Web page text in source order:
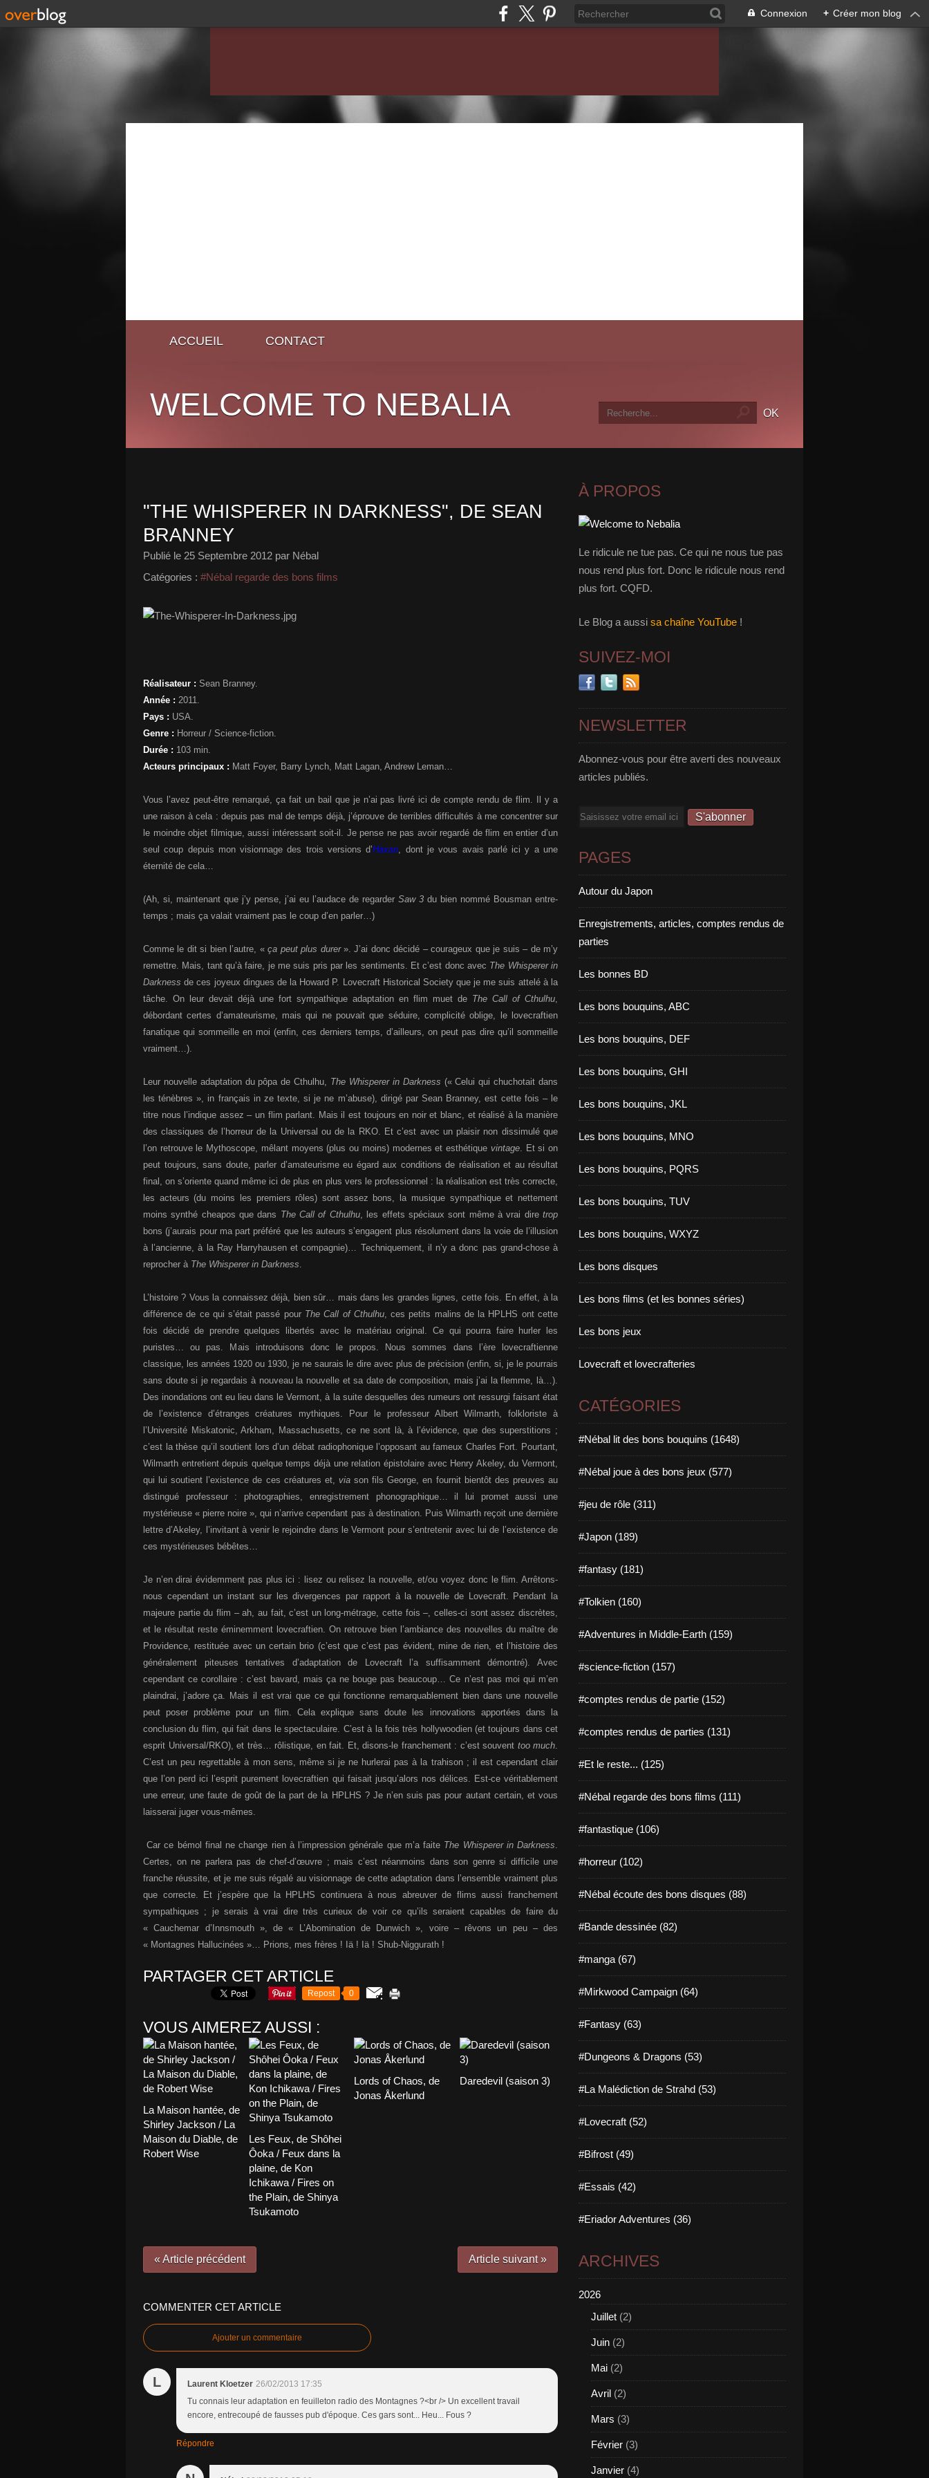
Connexion + Créer mon blog
ACCUEIL CONTACT
WELCOME TO NEBALIA
"THE WHISPERER IN DARKNESS", DE SEAN
BRANNEY
Publié le 25 Septembre 2012 par Nébal
Catégories : #Nébal regarde des bons films
Réalisateur : Sean Branney.
Année : 2011.
Pays : USA.
Genre : Horreur / Science-fiction.
Durée : 103 min.
Acteurs principaux : Matt Foyer, Barry Lynch, Matt Lagan, Andrew Leman…
Vous l’avez peut-être remarqué, ça fait un bail que je n’ai pas livré ici de compte rendu de flim. Il y a
une raison à cela : depuis pas mal de temps déjà, j’éprouve de terribles difficultés à me concentrer sur
le moindre objet filmique, aussi intéressant soit-il. Je pense ne pas avoir regardé de flim en entier d’un
seul coup depuis mon visionnage des trois versions d’Häxan, dont je vous avais parlé ici y a une
éternité de cela…
(Ah, si, maintenant que j’y pense, j’ai eu l’audace de regarder Saw 3 du bien nommé Bousman entre-
temps ; mais ça valait vraiment pas le coup d’en parler…)
Comme le dit si bien l’autre, «ça peut plus durer». J’ai donc décidé – courageux que je suis – de m’y
remettre. Mais, tant qu’à faire, je me suis pris par les sentiments. Et c’est donc avec The Whisperer in
Darkness de ces joyeux dingues de la Howard P. Lovecraft Historical Society que je me suis attelé à la
tâche. On leur devait déjà une fort sympathique adaptation en flim muet de The Call of Cthulhu,
débordant certes d’amateurisme, mais qui ne pouvait que séduire, complicité oblige, le lovecraftien
fanatique qui sommeille en moi (enfin, ces derniers temps, d’ailleurs, on peut pas dire qu’il sommeille
vraiment…).
Leur nouvelle adaptation du pôpa de Cthulhu, The Whisperer in Darkness (« Celui qui chuchotait dans
les ténèbres », in français in ze texte, si je ne m’abuse), dirigé par Sean Branney, est cette fois – le
titre nous l’indique assez – un flim parlant. Mais il est toujours en noir et blanc, et réalisé à la manière
des classiques de l’horreur de la Universal ou de la RKO. Et c’est avec un plaisir non dissimulé que
l’on retrouve le Mythoscope, mêlant moyens (plus ou moins) modernes et esthétique vintage. Et si on
peut toujours, sans doute, parler d’amateurisme eu égard aux conditions de réalisation et au résultat
final, on s’oriente quand même ici de plus en plus vers le professionnel : la réalisation est très correcte,
les acteurs (du moins les premiers rôles) sont assez bons, la musique sympathique et nettement
moins synthé cheapos que dans The Call of Cthulhu, les effets spéciaux sont même à vrai diretrop
bons (j’aurais pour ma part préféré que les auteurs s’engagent plus résolument dans la voie de l’illusion
à l’ancienne, à la Ray Harryhausen et compagnie)… Techniquement, il n’y a donc pas grand-chose à
reprocher à The Whisperer in Darkness.
L’histoire ? Vous la connaissez déjà, bien sûr… mais dans les grandes lignes, cette fois. En effet, à la
différence de ce qui s’était passé pour The Call of Cthulhu, ces petits malins de la HPLHS ont cette
fois décidé de prendre quelques libertés avec le matériau original. Ce qui pourra faire hurler les
puristes… ou pas. Mais introduisons donc le propos. Nous sommes dans l’ère lovecraftienne
classique, les années 1920 ou 1930, je ne saurais le dire avec plus de précision (enfin, si, je le pourrais
sans doute si je regardais à nouveau la nouvelle et sa date de composition, mais j’ai la flemme, là…).
Des inondations ont eu lieu dans le Vermont, à la suite desquelles des rumeurs ont ressurgi faisant état
de l’existence d’étranges créatures mythiques. Pour le professeur Albert Wilmarth, folkloriste à
l’Université Miskatonic, Arkham, Massachusetts, ce ne sont là, à l’évidence, que des superstitions ;
c’est la thèse qu’il soutient lors d’un débat radiophonique l’opposant au fameux Charles Fort. Pourtant,
Wilmarth entretient depuis quelque temps déjà une relation épistolaire avec Henry Akeley, du Vermont,
qui lui soutient l’existence de ces créatures et, viason fils George, en fournit bientôt des preuves au
distingué professeur : photographies, enregistrement phonographique… il lui promet aussi une
mystérieuse « pierre noire », qui n’arrive cependant pas à destination. Puis Wilmarth reçoit une dernière
lettre d’Akeley, l’invitant à venir le rejoindre dans le Vermont pour s’entretenir avec lui de l’existence de
ces mystérieuses bébêtes…
Je n’en dirai évidemment pas plus ici : lisez ou relisez la nouvelle, et/ou voyez donc le flim. Arrêtons-
nous cependant un instant sur les divergences par rapport à la nouvelle de Lovecraft. Pendant la
majeure partie du flim – ah, au fait, c’est un long-métrage, cette fois –, celles-ci sont assez discrètes,
et le résultat reste éminemment lovecraftien. On retrouve bien l’ambiance des nouvelles du maître de
Providence, restituée avec un certain brio (c’est que c’est pas évident, mine de rien, et l’histoire des
généralement piteuses tentatives d’adaptation de Lovecraft l’a suffisamment démontré). Avec
cependant ce corollaire : c’est bavard, mais ça ne bouge pas beaucoup… Ce n’est pas moi qui m’en
plaindrai, j’adore ça. Mais il est vrai que ce qui fonctionne remarquablement bien dans une nouvelle
peut poser problème pour un flim. Cela explique sans doute les innovations apportées dans la
conclusion du flim, qui fait dans le spectaculaire. C’est à la fois très hollywoodien (et toujours dans cet
esprit Universal/RKO), et très… rôlistique, en fait. Et, disons-le franchement : c’est souvent too much.
C’est un peu regrettable à mon sens, même si je ne hurlerai pas à la trahison ; il est cependant clair
que l’on perd ici l’esprit purement lovecraftien qui faisait jusqu’alors nos délices. Est-ce véritablement
une erreur, une faute de goût de la part de la HPLHS ? Je n’en suis pas pour autant certain, et vous
laisserai juger vous-mêmes.
Car ce bémol final ne change rien à l’impression générale que m’a faite The Whisperer in Darkness.
Certes, on ne parlera pas de chef-d’œuvre ; mais c’est néanmoins dans son genre si difficile une
franche réussite, et je me suis régalé au visionnage de cette adaptation dans l’ensemble vraiment plus
que correcte. Et j’espère que la HPLHS continuera à nous abreuver de flims aussi franchement
sympathiques ; je serais à vrai dire très curieux de voir ce qu’ils seraient capables de faire du
« Cauchemar d’Innsmouth », de « L’Abomination de Dunwich », voire – rêvons un peu – des
« Montagnes Hallucinées »… Prions, mes frères ! Iä ! Iä ! Shub-Niggurath !
PARTAGER CET ARTICLE
Repost 0
VOUS AIMEREZ AUSSI :
La Maison hantée, de
Shirley Jackson / La
Maison du Diable, de
Robert Wise
Les Feux, de Shôhei
Ôoka / Feux dans la
plaine, de Kon
Ichikawa / Fires on
the Plain, de Shinya
Tsukamoto
Lords of Chaos, de
Jonas Åkerlund
Daredevil (saison 3)
« Article précédent Article suivant »
COMMENTER CET ARTICLE
Ajouter un commentaire
L Laurent Kloetzer 26/02/2013 17:35
Tu connais leur adaptation en feuilleton radio des Montagnes ?<br /> Un excellent travail
encore, entrecoupé de fausses pub d'époque. Ces gars sont... Heu... Fous ?
Répondre
À PROPOS
Le ridicule ne tue pas. Ce qui ne nous tue pas
nous rend plus fort. Donc le ridicule nous rend
plus fort. CQFD.
Le Blog a aussi sa chaîne YouTube !
SUIVEZ-MOI
NEWSLETTER
Abonnez-vous pour être averti des nouveaux
articles publiés.
Email
PAGES
Autour du Japon
Enregistrements, articles, comptes rendus de
parties
Les bonnes BD
Les bons bouquins, ABC
Les bons bouquins, DEF
Les bons bouquins, GHI
Les bons bouquins, JKL
Les bons bouquins, MNO
Les bons bouquins, PQRS
Les bons bouquins, TUV
Les bons bouquins, WXYZ
Les bons disques
Les bons films (et les bonnes séries)
Les bons jeux
Lovecraft et lovecrafteries
CATÉGORIES
#Nébal lit des bons bouquins (1648)
#Nébal joue à des bons jeux (577)
#jeu de rôle (311)
#Japon (189)
#fantasy (181)
#Tolkien (160)
#Adventures in Middle-Earth (159)
#science-fiction (157)
#comptes rendus de partie (152)
#comptes rendus de parties (131)
#Et le reste... (125)
#Nébal regarde des bons films (111)
#fantastique (106)
#horreur (102)
#Nébal écoute des bons disques (88)
#Bande dessinée (82)
#manga (67)
#Mirkwood Campaign (64)
#Fantasy (63)
#Dungeons & Dragons (53)
#La Malédiction de Strahd (53)
#Lovecraft (52)
#Bifrost (49)
#Essais (42)
#Eriador Adventures (36)
ARCHIVES
2026
Juillet (2)
Juin (2)
Mai (2)
Avril (2)
Mars (3)
Février (3)
Janvier (4)